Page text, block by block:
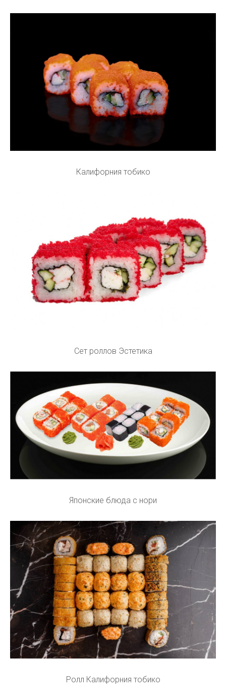
Калифорния тобико
Сет роллов Эстетика
Японские блюда с нори
Ролл Калифорния тобико